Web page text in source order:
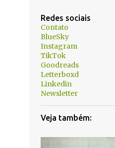
Redes sociais
Contato
BlueSky
Instagram
TikTok
Goodreads
Letterboxd
Linkedin
Newsletter
Veja também: